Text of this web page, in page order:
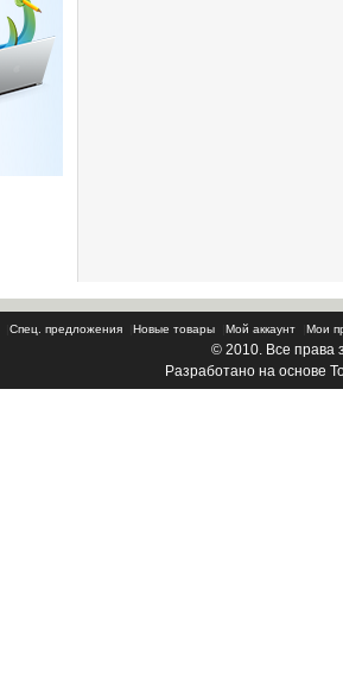
Спец. предложения Новые товары Мой аккаунт Мои
© 2010. Все
Разработано на основе